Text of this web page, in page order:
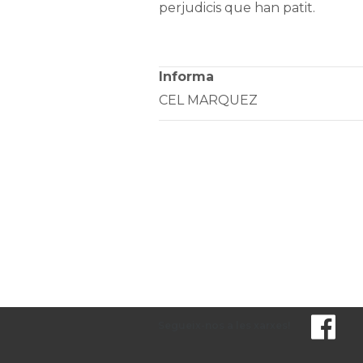
perjudicis que han patit.
Informa
CEL MARQUEZ